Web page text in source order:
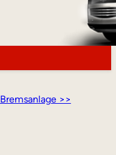
Bremsanlage >>